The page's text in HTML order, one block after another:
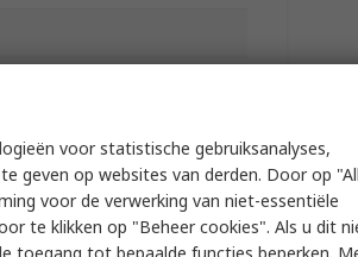
voor statistische gebruiksanalyses,
geven op websites van derden. Door op
voor de verwerking van niet-essentiële
te klikken op "Beheer cookies". Als u dit
toegang tot bepaalde functies beperken.